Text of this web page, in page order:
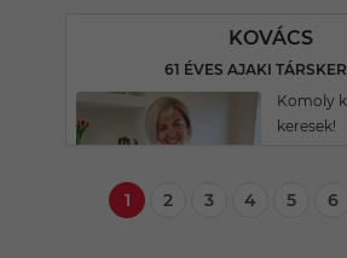
KOVÁCS
61 ÉVES AJAKI
Komoly
keresek!
1 2 3 4 5 6